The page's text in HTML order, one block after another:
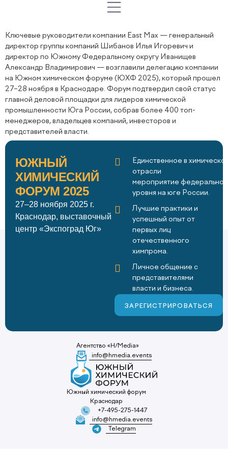
Ключевые руководители компании East Max — генеральный
директор группы компаний Шибанов Илья Игоревич и
директор по Южному Федеральному округу Иванищев
Александр Владимирович — возглавили делегацию компании
на Южном химическом форуме (ЮХФ 2025), который прошел
27–28 ноября в Краснодаре. Форум подтвердил свой статус
главной деловой площадки для лидеров химической
промышленности Юга России, собрав более 400 топ-
менеджеров, владельцев компаний, инвесторов и
представителей власти.
ЮЖНЫЙ
ХИМИЧЕСКИЙ
ФОРУМ 2025
27–28 ноября 2025 г.
Краснодар, выставочный
центр «Экспоград Юг»
Единственное в
отрасли
мероприятие
уровня на юге России.
Лучшие практики и
успешный опыт от
первых лиц
отечественного
химпрома.
Личное общение с
представителями
власти и бизнеса.
ЗАРЕГИСТРИРОВАТЬСЯ
Агентство «H/Media»
info@hmedia.events
Южный химический форум
Краснодар
+7-495-275-1447
info@hmedia.events
Telegram